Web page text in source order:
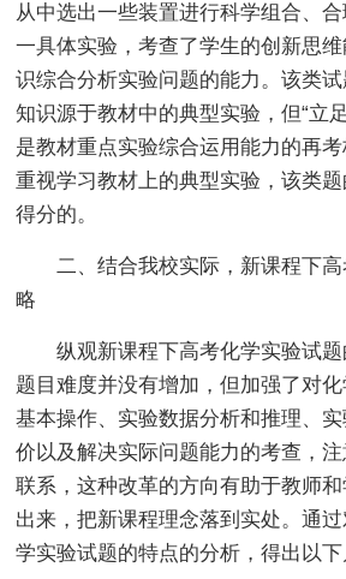
从中选出一些装置进行科学组合、
一具体实验，考查了学生的创新思
识综合分析实验问题的能力。该类
知识源于教材中的典型实验，但“立
是教材重点实验综合运用能力的再
重视学习教材上的典型实验，该类
得分的。
二、结合我校实际，新课程下
略
纵观新课程下高考化学实验试题
题目难度并没有增加，但加强了对化
基本操作、实验数据分析和推理、
价以及解决实际问题能力的考查，
联系，这种改革的方向有助于教师
出来，把新课程理念落到实处。通
学实验试题的特点的分析，得出以下